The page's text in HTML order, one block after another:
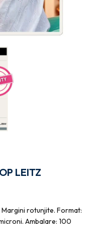
LEITZ
rotunjite. Format:
Ambalare: 100